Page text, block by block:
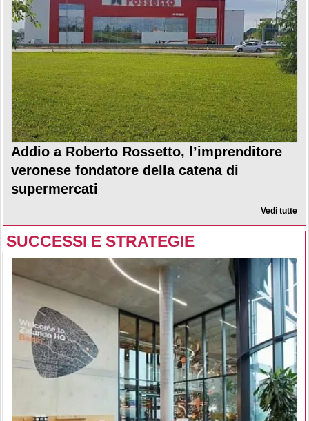
Addio a Roberto Rossetto, l’imprenditore
veronese fondatore della catena di
supermercati
Vedi tutte
SUCCESSI E STRATEGIE